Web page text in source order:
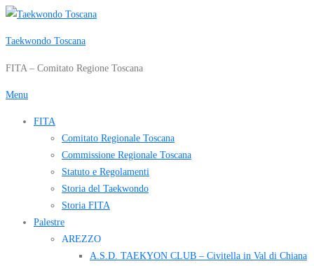
Passa
contenuto
Taekwondo Toscana
FITA – Comitato Regione Toscana
Menu
FITA
Comitato Regionale Toscana
Commissione Regionale Toscana
Statuto e Regolamenti
Storia del Taekwondo
Storia FITA
Palestre
AREZZO
A.S.D. TAEKYON CLUB – Civitella in Val di Chiana